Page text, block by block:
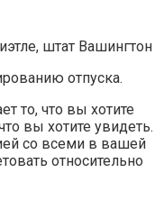
штат Вашингтон
отпуска.
то, что вы хотите
вы хотите увидеть.
со всеми в вашей
относительно